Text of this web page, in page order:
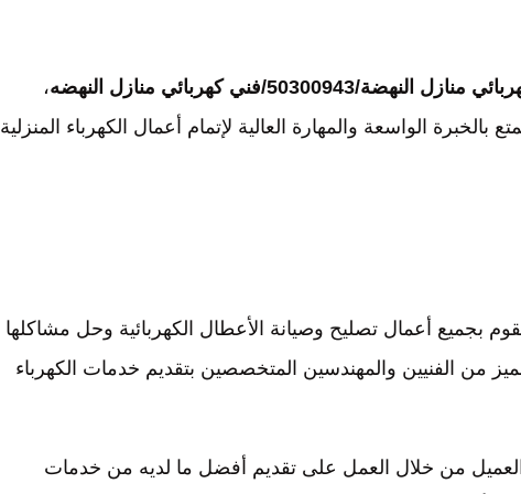
منازل النهضة/50300943/فني كهربائي منازل النهضه
،
الواسعة والمهارة العالية لإتمام أعمال الكهرباء المنزلية
بجميع أعمال تصليح وصيانة الأعطال الكهربائية وحل مشاكلها
من الفنيين والمهندسين المتخصصين بتقديم خدمات الكهرباء
من خلال العمل على تقديم أفضل ما لديه من خدمات